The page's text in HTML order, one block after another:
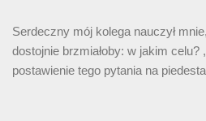
Serdeczny mój kolega nauczył
dostojnie brzmiałoby: w jakim celu?
postawienie tego pytania na
szkockiej w tle. Ale wróćmy do